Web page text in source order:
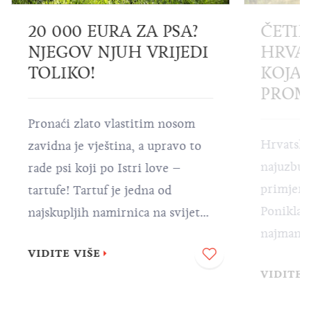
20 000 EURA ZA PSA?
NJEGOV NJUH VRIJEDI
TOLIKO!
Pronaći zlato vlastitim nosom
zavidna je vještina, a upravo to
rade psi koji po Istri love –
tartufe! Tartuf je jedna od
najskupljih namirnica na svijetu,
mnogobrojnim istarskim
VIDITE VIŠE
KOJA
Ponikla
VIDITE